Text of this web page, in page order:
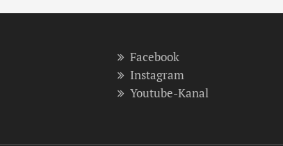
Facebook
Instagram
Youtube-Kanal